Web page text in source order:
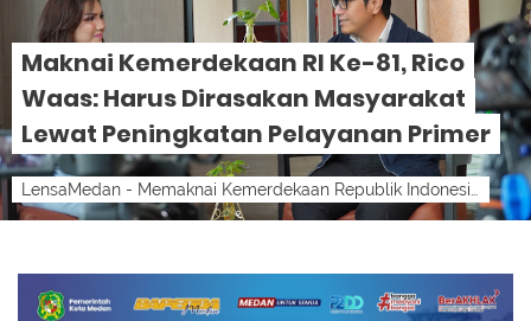
Maknai Kemerdekaan RI Ke-81, Rico
Waas: Harus Dirasakan Masyarakat
Lewat Peningkatan Pelayanan Primer